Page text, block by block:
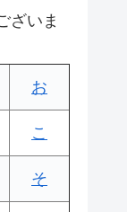
ざいま
お
こ
そ